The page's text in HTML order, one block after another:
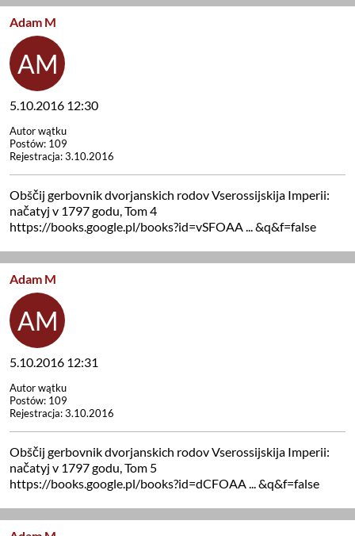
Adam M
5.10.2016 12:30
Autor wątku
Postów: 109
Rejestracja: 3.10.2016
Obščij gerbovnik dvorjanskich rodov Vserossijskija Imperii:
načatyj v 1797 godu, Tom 4
https://books.google.pl/books?id=vSFOAA ... &q&f=false
Adam M
5.10.2016 12:31
Autor wątku
Postów: 109
Rejestracja: 3.10.2016
Obščij gerbovnik dvorjanskich rodov Vserossijskija Imperii:
načatyj v 1797 godu, Tom 5
https://books.google.pl/books?id=dCFOAA ... &q&f=false